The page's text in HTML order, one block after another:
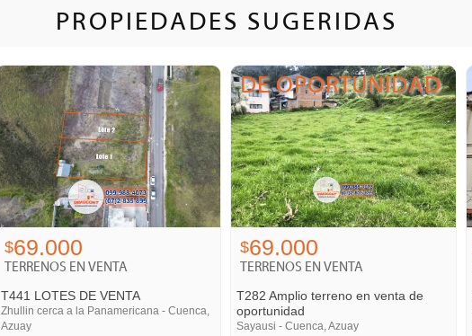
PROPIEDADES SUGERIDAS
$69.000
TERRENOS EN VENTA
T441 LOTES DE VENTA
Zhullin cerca a la Panamericana - Cuenca,
Azuay
DE OPORTUNIDAD
$69.000
TERRENOS EN VENTA
T282 Amplio terreno en venta de
oportunidad
Sayausi - Cuenca, Azuay